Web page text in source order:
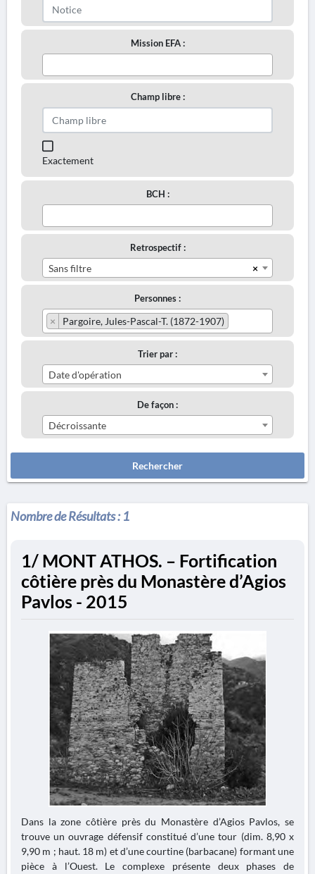
Mission EFA :
Champ libre :
Exactement
BCH :
Retrospectif :
×
Sans filtre
Personnes :
× Pargoire, Jules-Pascal-T. (1872-1907)
Trier par :
Date d'opération
De façon :
Décroissante
Rechercher
Nombre de Résultats :1
1/ MONT ATHOS. – Fortification
côtière près du Monastère d’Agios
Pavlos - 2015
Dans la zone côtière près du Monastère d’Agios Pavlos, se
trouve un ouvrage défensif constitué d’une tour (dim. 8,90 x
9,90 m ; haut. 18 m) et d’une courtine (barbacane) formant une
pièce à l’Ouest. Le complexe présente deux phases de